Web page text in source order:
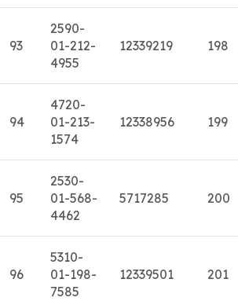
93
2590-
01-212-
4955
12339219 198
94
4720-
01-213-
1574
12338956 199
95
2530-
01-568-
4462
5717285 200
96
5310-
01-198-
7585
12339501 201